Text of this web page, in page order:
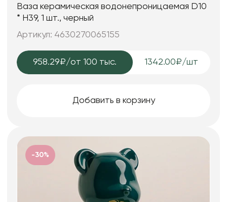
Ваза керамическая водонепроницаемая D10
* H39, 1 шт., черный
Артикул: 4630270065155
958.29₽/от 100 тыс. 1342.00₽/шт
Добавить в корзину
-30%